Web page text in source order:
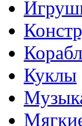
Куклы